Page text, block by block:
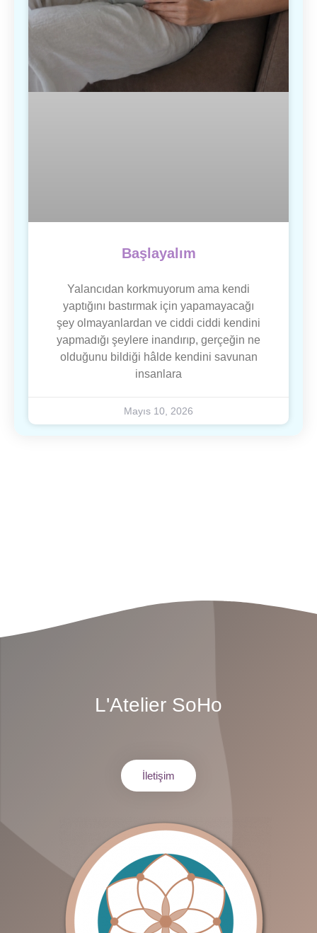
Başlayalım
Yalancıdan korkmuyorum ama kendi
yaptığını bastırmak için yapamayacağı
şey olmayanlardan ve ciddi ciddi kendini
yapmadığı şeylere inandırıp, gerçeğin ne
olduğunu bildiği hâlde kendini savunan
insanlara
Mayıs 10, 2026
L'Atelier SoHo
İletişim